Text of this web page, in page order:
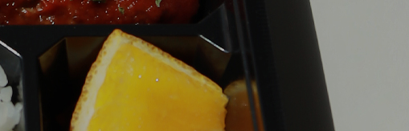
5月5日に家賀で藍の定植に 行って来ました。
食への知識
外国人社員の親睦会
7/27～31 ヘルシーメニュー
2026.07.24